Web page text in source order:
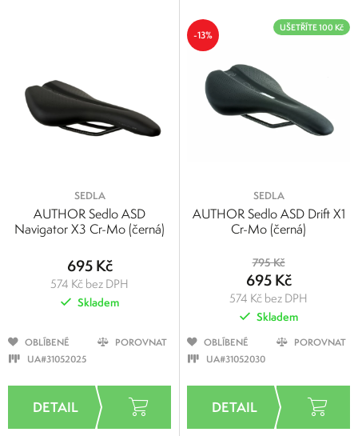
SEDLA
AUTHOR Sedlo ASD
Navigator X3 Cr-Mo (černá)
695 Kč
574 Kč bez DPH
Skladem
OBLÍBENÉ
POROVNAT
UA#31052025
-13%
UŠETŘÍTE 100 Kč
SEDLA
AUTHOR Sedlo ASD Drift X1
Cr-Mo (černá)
795 Kč
695 Kč
574 Kč bez DPH
Skladem
OBLÍBENÉ
POROVNAT
UA#31052030